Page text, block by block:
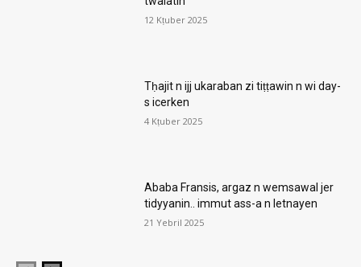
12 Kṭuber 2025
Tḥajit n ijj ukaraban zi tiṭṭawin n wi day-
s icerken
4 Kṭuber 2025
Ababa Fransis, argaz n wemsawal jer
tidyyanin.. immut ass-a n letnayen
21 Yebril 2025